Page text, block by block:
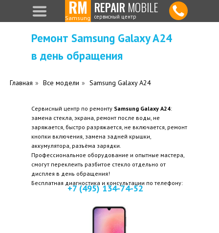
RM REPAIR
Samsung
MOBILE
сервисный центр
Ремонт Samsung Galaxy A24
в день обращения
Главная » Все модели » Samsung Galaxy A24
Сервисный центр по ремонту Samsung Galaxy A24:
замена стекла, экрана, ремонт после воды, не
заряжается, быстро разряжается, не включается, ремонт
кнопки включения, замена задней крышки,
аккумулятора, разъёма зарядки.
Профессиональное оборудование и опытные мастера,
смогут переклеить разбитое стекло отдельно от
дисплея в день обращения!
Бесплатная диагностика и консультации по телефону:
+7 (495) 134-74-52